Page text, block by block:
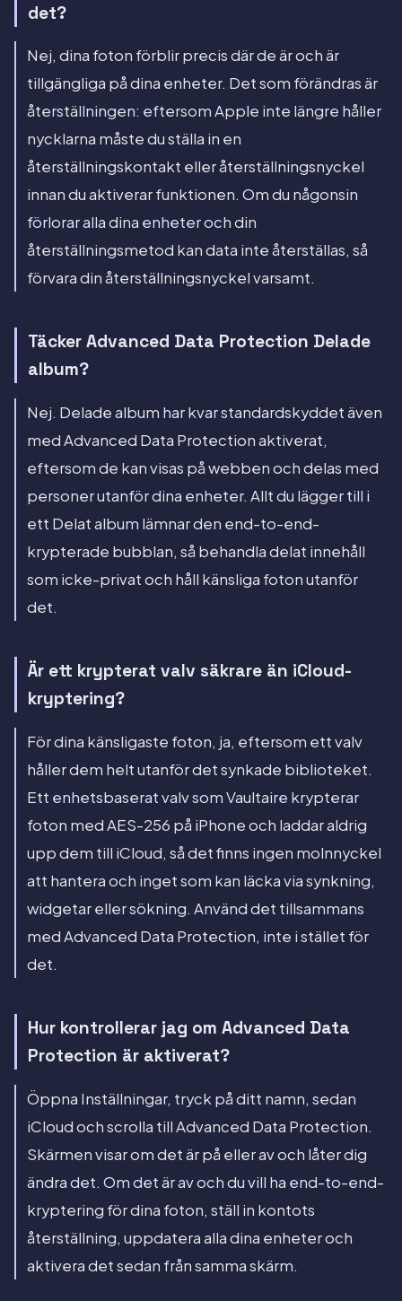
det?
Nej, dina foton förblir precis där de är och är
tillgängliga på dina enheter. Det som förändras är
återställningen: eftersom Apple inte längre håller
nycklarna måste du ställa in en
återställningskontakt eller återställningsnyckel
innan du aktiverar funktionen. Om du någonsin
förlorar alla dina enheter och din
återställningsmetod kan data inte återställas, så
förvara din återställningsnyckel varsamt.
Täcker Advanced Data Protection Delade
album?
Nej. Delade album har kvar standardskyddet även
med Advanced Data Protection aktiverat,
eftersom de kan visas på webben och delas med
personer utanför dina enheter. Allt du lägger till i
ett Delat album lämnar den end-to-end-
krypterade bubblan, så behandla delat innehåll
som icke-privat och håll känsliga foton utanför
det.
Är ett krypterat valv säkrare än iCloud-
kryptering?
För dina känsligaste foton, ja, eftersom ett valv
håller dem helt utanför det synkade biblioteket.
Ett enhetsbaserat valv som Vaultaire krypterar
foton med AES-256 på iPhone och laddar aldrig
upp dem till iCloud, så det finns ingen molnnyckel
att hantera och inget som kan läcka via synkning,
widgetar eller sökning. Använd det tillsammans
med Advanced Data Protection, inte i stället för
det.
Hur kontrollerar jag om Advanced Data
Protection är aktiverat?
Öppna Inställningar, tryck på ditt namn, sedan
iCloud och scrolla till Advanced Data Protection.
Skärmen visar om det är på eller av och låter dig
ändra det. Om det är av och du vill ha end-to-end-
kryptering för dina foton, ställ in kontots
återställning, uppdatera alla dina enheter och
aktivera det sedan från samma skärm.